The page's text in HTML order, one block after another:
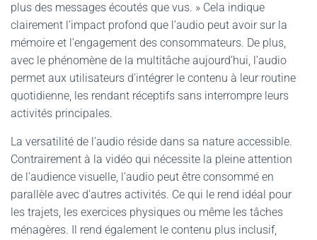
plus des messages écoutés que vus. » Cela indique
clairement l’impact profond que l’audio peut avoir sur la
mémoire et l’engagement des consommateurs. De plus,
avec le phénomène de la multitâche aujourd’hui, l’audio
permet aux utilisateurs d’intégrer le contenu à leur routine
quotidienne, les rendant réceptifs sans interrompre leurs
activités principales.
La versatilité de l’audio réside dans sa nature accessible.
Contrairement à la vidéo qui nécessite la pleine attention
de l’audience visuelle, l’audio peut être consommé en
parallèle avec d’autres activités. Ce qui le rend idéal pour
les trajets, les exercices physiques ou même les tâches
ménagères. Il rend également le contenu plus inclusif,